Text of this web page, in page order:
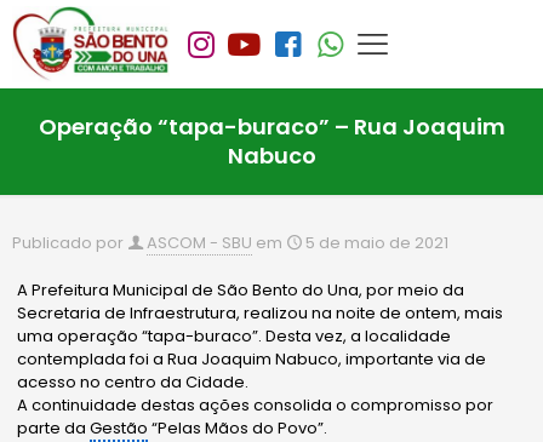
Operação “tapa-buraco” – Rua Joaquim
Nabuco
Publicado por ASCOM - SBU em 5 de maio de 2021
A Prefeitura Municipal de São Bento do Una, por meio da
Secretaria de Infraestrutura, realizou na noite de ontem, mais
uma operação “tapa-buraco”. Desta vez, a localidade
contemplada foi a Rua Joaquim Nabuco, importante via de
acesso no centro da Cidade.
A continuidade destas ações consolida o compromisso por
parte daGestão “Pelas Mãos do Povo”.